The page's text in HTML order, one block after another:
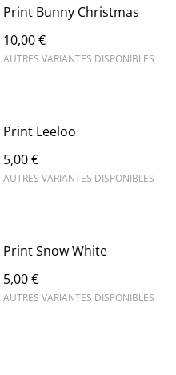
Print Bunny Christmas
10,00 €
AUTRES VARIANTES DISPONIBLES
Print Leeloo
5,00 €
AUTRES VARIANTES DISPONIBLES
Print Snow White
5,00 €
AUTRES VARIANTES DISPONIBLES